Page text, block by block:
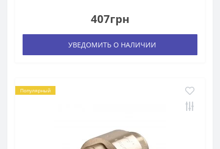
407грн
УВЕДОМИТЬ О НАЛИЧИИ
Популярный